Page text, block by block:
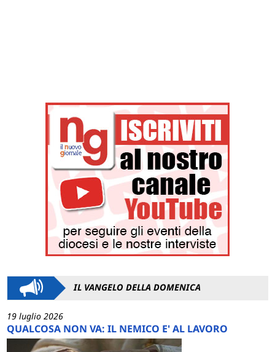
IL VANGELO DELLA DOMENICA
19 luglio 2026
QUALCOSA NON VA: IL NEMICO E' AL LAVORO